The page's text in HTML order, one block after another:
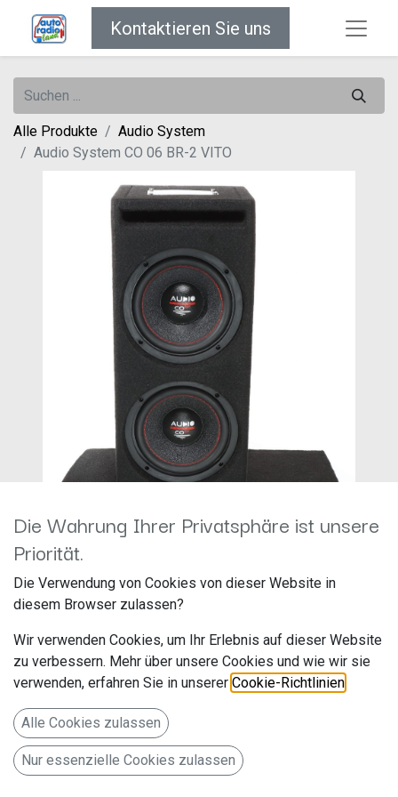
Kontaktieren Sie uns
Alle Produkte
Audio System
Audio System CO 06 BR-2 VITO
Audio System CO 06 BR-2
VITO
Hersteller: Audio System
Artikelnummer: BR-2CO06VITOEVO
Audio System
76707 Hambrücken
Deutschland www.audio-system.de
Die Wahrung Ihrer Privatsphäre ist unsere
Priorität.
Die Verwendung von Cookies von dieser Website in
diesem Browser zulassen?
Wir verwenden Cookies, um Ihr Erlebnis auf dieser Website
zu verbessern. Mehr über unsere Cookies und wie wir sie
verwenden, erfahren Sie in unserer Cookie-Richtlinien
Alle Cookies zulassen
Nur essenzielle Cookies zulassen